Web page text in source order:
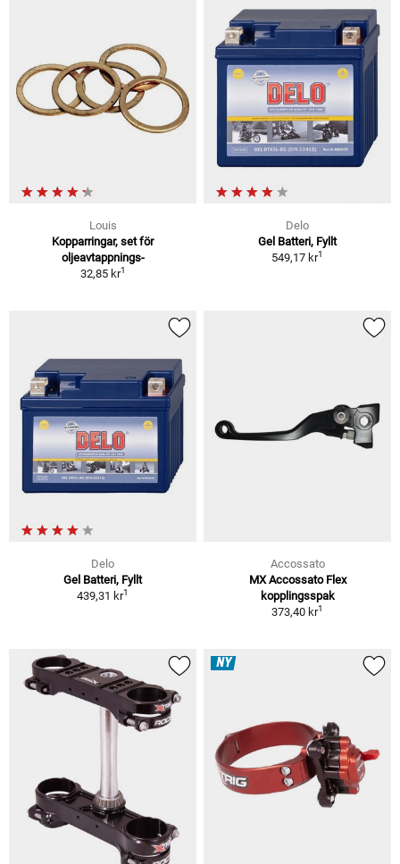
Louis
Kopparringar, set för
oljeavtappnings-
32,85 kr1
Delo
Gel Batteri, Fyllt
549,17 kr1
Delo
Gel Batteri, Fyllt
439,31 kr1
Accossato
MX Accossato Flex
kopplingsspak
373,40 kr1
NY